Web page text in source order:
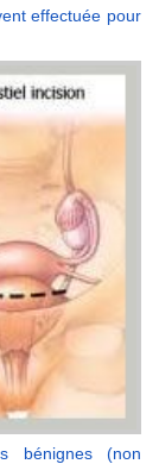
effectuée pour
bénignes (non